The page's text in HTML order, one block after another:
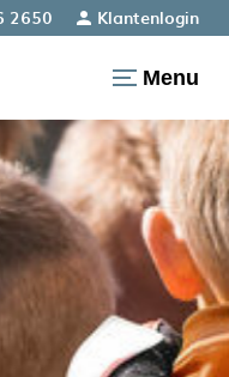
2650 Klantenlogin
Menu